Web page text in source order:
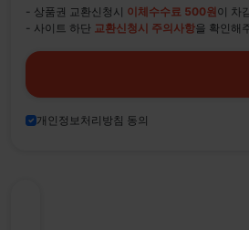
- 상품권 교환신청시 이체수수료 500원 이 차
- 사이트 하단 교환신청시 주의사항을 확인해
개인정보처리방침 동의